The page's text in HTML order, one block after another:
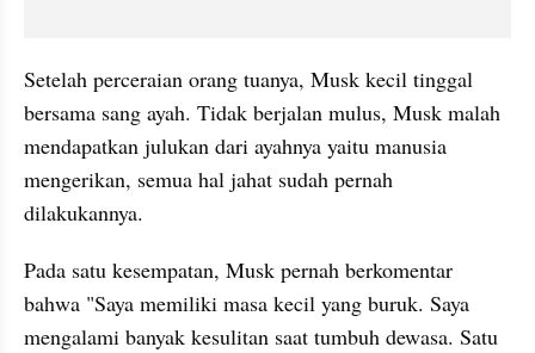
Setelah perceraian orang tuanya, Musk kecil tinggal
bersama sang ayah. Tidak berjalan mulus, Musk malah
mendapatkan julukan dari ayahnya yaitu manusia
mengerikan, semua hal jahat sudah pernah
dilakukannya.
Pada satu kesempatan, Musk pernah berkomentar
bahwa "Saya memiliki masa kecil yang buruk. Saya
mengalami banyak kesulitan saat tumbuh dewasa. Satu